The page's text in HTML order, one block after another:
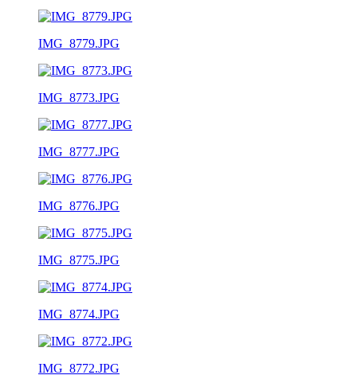
IMG_8779.JPG
IMG_8773.JPG
IMG_8777.JPG
IMG_8776.JPG
IMG_8775.JPG
IMG_8774.JPG
IMG_8772.JPG